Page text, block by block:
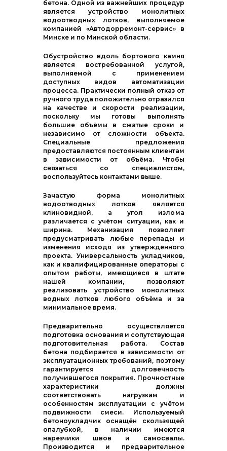
бетона. Одной из важнейших процедур
является устройство монолитных
водоотводных лотков, выполняемое
компанией «Автодорремонт-сервис» в
Минске и по Минской области.
Обустройство вдоль бортового камня
является востребованной услугой,
выполняемой с применением
доступных видов автоматизации
процесса. Практически полный отказ от
ручного труда положительно отразился
на качестве и скорости реализации,
поскольку мы готовы выполнять
большие объёмы в сжатые сроки и
независимо от сложности объекта.
Специальные предложения
предоставляются постоянным клиентам
в зависимости от объёма. Чтобы
связаться со специалистом,
воспользуйтесь контактами выше.
Зачастую форма монолитных
водоотводных лотков является
клиновидной, а угол излома
различается с учётом ситуации, как и
ширина. Механизация позволяет
предусматривать любые перепады и
изменения исходя из утверждённого
проекта. Универсальность укладчиков,
как и квалифицированные операторы с
опытом работы, имеющиеся в штате
нашей компании, позволяют
реализовать устройство монолитных
водных лотков любого объёма и за
минимальное время.
Предварительно осуществляется
подготовка основания и сопутствующая
подготовительная работа. Состав
бетона подбирается в зависимости от
эксплуатационных требований, поэтому
гарантируется долговечность
получившегося покрытия. Прочностные
характеристики должны
соответствовать нагрузкам и
особенностям эксплуатации с учётом
подвижности смеси. Используемый
бетоноукладчик оснащён скользящей
опалубкой, в наличии имеются
нарезчики швов и самосвалы.
Производится и предварительное